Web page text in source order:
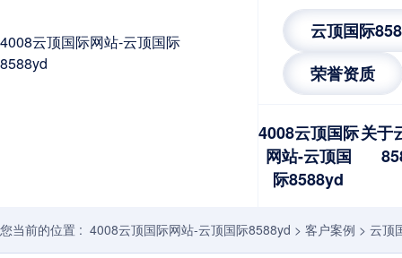
4008云顶国际网站-云顶国际
8588yd
云顶国际
荣誉资质
4008云顶国际
网站-云顶国
际8588yd
关于
您当前的位置 : 4008云顶国际网站-云顶国际8588yd > 客户案例 > 云顶